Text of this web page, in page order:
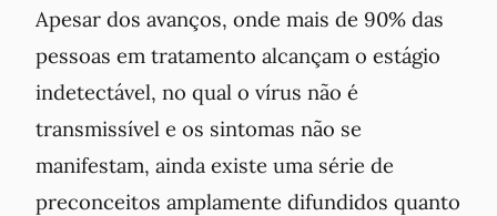
Apesar dos avanços, onde mais de 90% das
pessoas em tratamento alcançam o estágio
indetectável, no qual o vírus não é
transmissível e os sintomas não se
manifestam, ainda existe uma série de
preconceitos amplamente difundidos quanto